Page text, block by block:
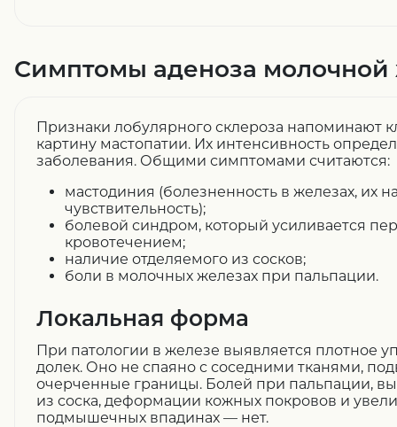
Симптомы аденоза
Признаки лобулярного склероза напоминают
картину мастопатии. Их интенсивность
заболевания. Общими симптомами считаются:
мастодиния (болезненность в железах, их
чувствительность);
болевой синдром, который усиливается
кровотечением;
наличие отделяемого из сосков;
боли в молочных железах при пальпации.
Локальная форма
При патологии в железе выявляется плотное
долек. Оно не спаяно с соседними тканями,
очерченные границы. Болей при пальпации,
из соска, деформации кожных покровов и
подмышечных впадинах — нет.